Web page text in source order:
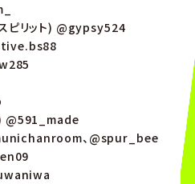
リット) @gypsy524
@591_made
、@spur_bee